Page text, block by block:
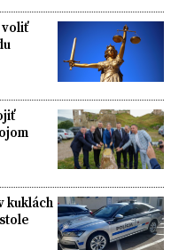
voliť
kuklách